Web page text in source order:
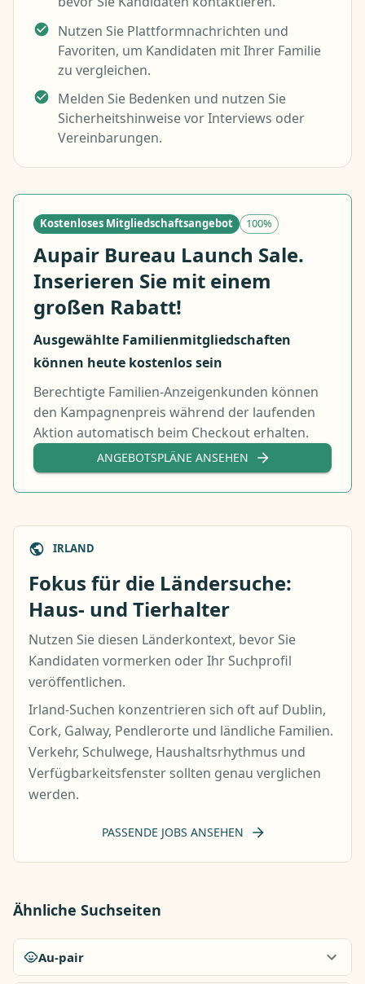
Nutzen Sie Plattformnachrichten und
Favoriten, um Kandidaten mit Ihrer Familie
zu vergleichen.
Melden Sie Bedenken und nutzen Sie
Sicherheitshinweise vor Interviews oder
Vereinbarungen.
Kostenloses Mitgliedschaftsangebot 100%
Aupair Bureau Launch Sale.
Inserieren Sie mit einem
großen Rabatt!
Ausgewählte Familienmitgliedschaften
können heute kostenlos sein
Berechtigte Familien-Anzeigenkunden können
den Kampagnenpreis während der laufenden
Aktion automatisch beim Checkout erhalten.
ANGEBOTSPLÄNE ANSEHEN
IRLAND
Fokus für die Ländersuche:
Haus- und Tierhalter
Nutzen Sie diesen Länderkontext, bevor Sie
Kandidaten vormerken oder Ihr Suchprofil
veröffentlichen.
Irland-Suchen konzentrieren sich oft auf Dublin,
Cork, Galway, Pendlerorte und ländliche Familien.
Verkehr, Schulwege, Haushaltsrhythmus und
Verfügbarkeitsfenster sollten genau verglichen
werden.
PASSENDE JOBS ANSEHEN
Ähnliche Suchseiten
Au-pair